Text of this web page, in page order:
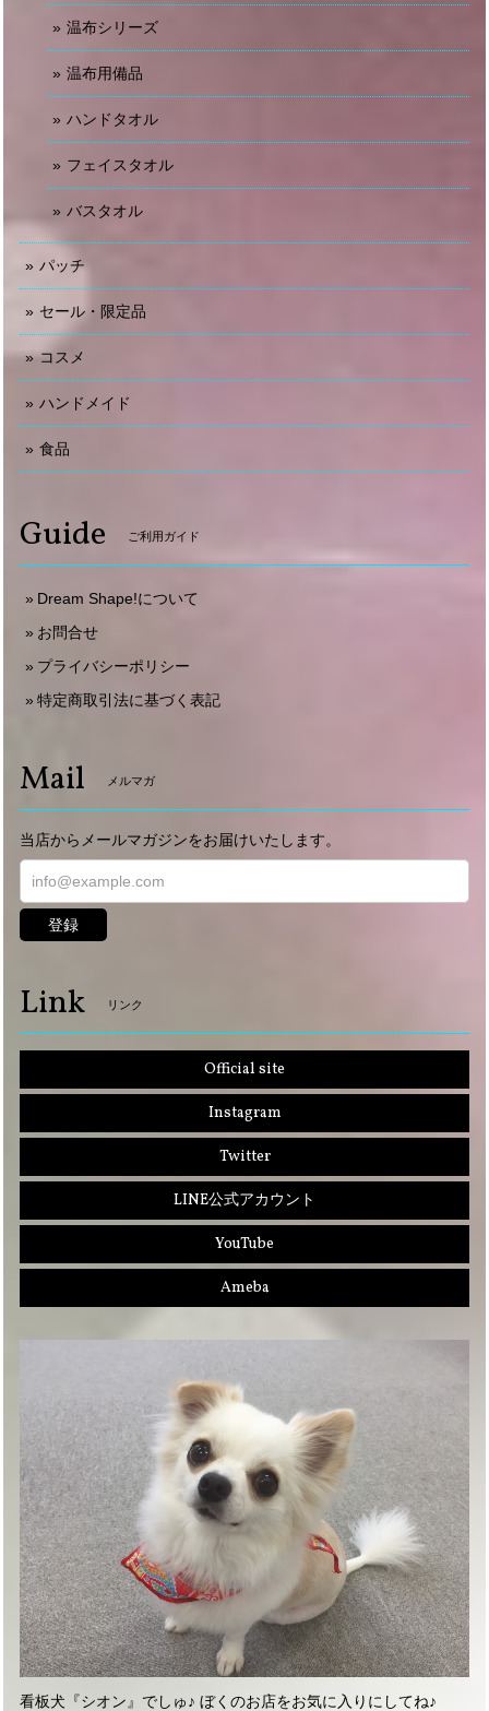
温布シリーズ
温布用備品
ハンドタオル
フェイスタオル
バスタオル
パッチ
セール・限定品
コスメ
ハンドメイド
食品
Guide ご利用ガイド
Dream Shape!について
お問合せ
プライバシーポリシー
特定商取引法に基づく表記
Mail メルマガ
当店からメールマガジンをお届けいたします。
登録
Link リンク
Official site
Instagram
Twitter
LINE公式アカウント
YouTube
Ameba
看板犬『シオン』でしゅ♪ ぼくのお店をお気に入りにしてね♪